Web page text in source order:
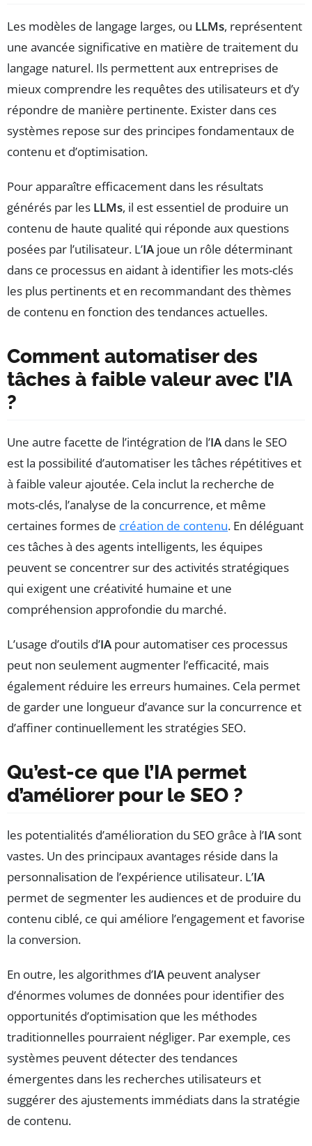
Les modèles de langage larges, ou LLMs, représentent
une avancée significative en matière de traitement du
langage naturel. Ils permettent aux entreprises de
mieux comprendre les requêtes des utilisateurs et d’y
répondre de manière pertinente. Exister dans ces
systèmes repose sur des principes fondamentaux de
contenu et d’optimisation.
Pour apparaître efficacement dans les résultats
générés par les LLMs, il est essentiel de produire un
contenu de haute qualité qui réponde aux questions
posées par l’utilisateur. L’IA joue un rôle déterminant
dans ce processus en aidant à identifier les mots-clés
les plus pertinents et en recommandant des thèmes
de contenu en fonction des tendances actuelles.
Comment automatiser des
tâches à faible valeur avec l’IA
?
Une autre facette de l’intégration de l’IA dans le SEO
est la possibilité d’automatiser les tâches répétitives et
à faible valeur ajoutée. Cela inclut la recherche de
mots-clés, l’analyse de la concurrence, et même
certaines formes de création de contenu. En déléguant
ces tâches à des agents intelligents, les équipes
peuvent se concentrer sur des activités stratégiques
qui exigent une créativité humaine et une
compréhension approfondie du marché.
L’usage d’outils d’IA pour automatiser ces processus
peut non seulement augmenter l’efficacité, mais
également réduire les erreurs humaines. Cela permet
de garder une longueur d’avance sur la concurrence et
d’affiner continuellement les stratégies SEO.
Qu’est-ce que l’IA permet
d’améliorer pour le SEO ?
les potentialités d’amélioration du SEO grâce à l’IAsont
vastes. Un des principaux avantages réside dans la
personnalisation de l’expérience utilisateur. L’IA
permet de segmenter les audiences et de produire du
contenu ciblé, ce qui améliore l’engagement et favorise
la conversion.
En outre, les algorithmes d’IA peuvent analyser
d’énormes volumes de données pour identifier des
opportunités d’optimisation que les méthodes
traditionnelles pourraient négliger. Par exemple, ces
systèmes peuvent détecter des tendances
émergentes dans les recherches utilisateurs et
suggérer des ajustements immédiats dans la stratégie
de contenu.